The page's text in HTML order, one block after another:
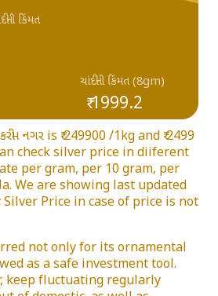
ચાંદીની કિંમત (8gm)
કિંમત
₹ 1999.2
નગર is ₹ 249900 /1kg and ₹ 2499
check silver price in diiferent
per gram, per 10 gram, per
We are showing last updated
Silver Price in case of price is not
not only for its ornamental
as a safe investment tool.
keep fluctuating regularly